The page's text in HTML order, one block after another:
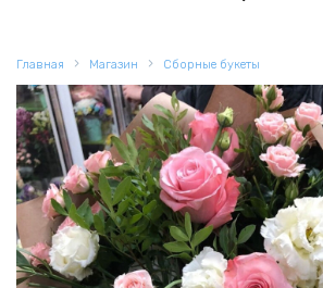
Главная Магазин Сборные букеты